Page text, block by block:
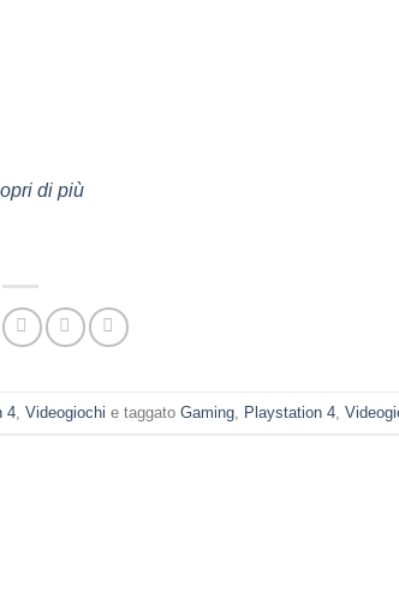
di più
4, Videogiochi e taggato Gaming, Playstation 4,